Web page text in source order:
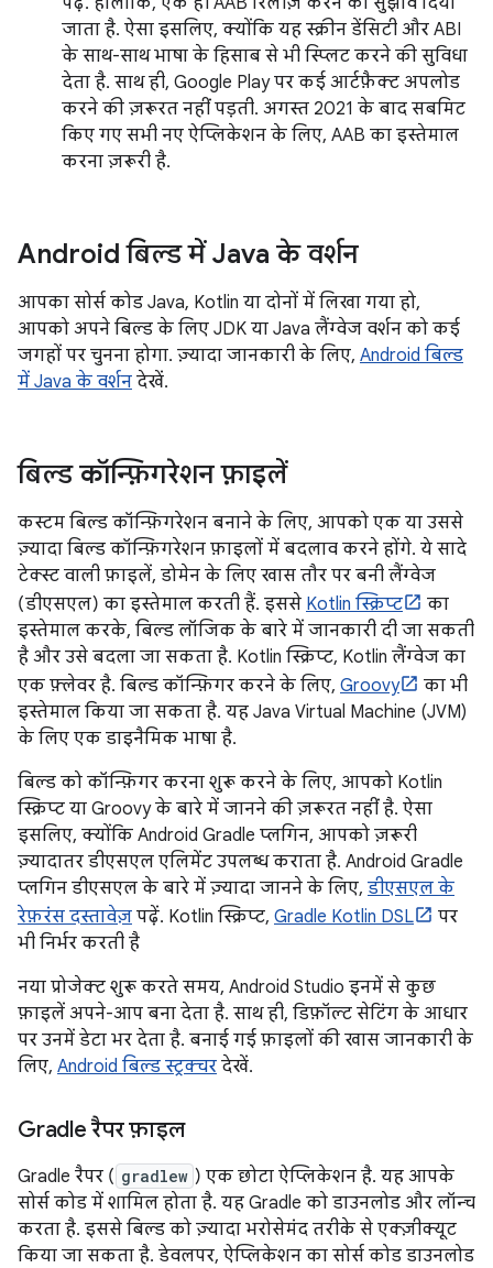
जाता है. ऐसा इसलिए, क्योंकि यह स्क्रीन डेंसिटी और ABI
के साथ-साथ भाषा के हिसाब से भी स्प्लिट करने की सुविधा
देता है. साथ ही, Google Play पर कई आर्टफ़ैक्ट अपलोड
करने की ज़रूरत नहीं पड़ती. अगस्त 2021 के बाद सबमिट
किए गए सभी नए ऐप्लिकेशन के लिए, AAB का इस्तेमाल
करना ज़रूरी है.
Android बिल्ड में Java के वर्शन
आपका सोर्स कोड Java, Kotlin या दोनों में लिखा गया हो,
आपको अपने बिल्ड के लिए JDK या Java लैंग्वेज वर्शन को कई
जगहों पर चुनना होगा. ज़्यादा जानकारी के लिए, Android बिल्ड
में Java के वर्शन देखें.
बिल्ड कॉन्फ़िगरेशन फ़ाइलें
कस्टम बिल्ड कॉन्फ़िगरेशन बनाने के लिए, आपको एक या उससे
ज़्यादा बिल्ड कॉन्फ़िगरेशन फ़ाइलों में बदलाव करने होंगे. ये सादे
टेक्स्ट वाली फ़ाइलें, डोमेन के लिए खास तौर पर बनी लैंग्वेज
(डीएसएल) का इस्तेमाल करती हैं. इससे Kotlin स्क्रिप्ट
का
इस्तेमाल करके, बिल्ड लॉजिक के बारे में जानकारी दी जा सकती
है और उसे बदला जा सकता है. Kotlin स्क्रिप्ट, Kotlin लैंग्वेज का
एक फ़्लेवर है. बिल्ड कॉन्फ़िगर करने के लिए, Groovy
का भी
इस्तेमाल किया जा सकता है. यह Java Virtual Machine (JVM)
के लिए एक डाइनैमिक भाषा है.
बिल्ड को कॉन्फ़िगर करना शुरू करने के लिए, आपको Kotlin
स्क्रिप्ट या Groovy के बारे में जानने की ज़रूरत नहीं है. ऐसा
इसलिए, क्योंकि Android Gradle प्लगिन, आपको ज़रूरी
ज़्यादातर डीएसएल एलिमेंट उपलब्ध कराता है. Android Gradle
प्लगिन डीएसएल के बारे में ज़्यादा जानने के लिए, डीएसएल के
रेफ़रंस दस्तावेज़ पढ़ें. Kotlin स्क्रिप्ट, Gradle Kotlin DSL
पर
भी निर्भर करती है
नया प्रोजेक्ट शुरू करते समय, Android Studio इनमें से कुछ
फ़ाइलें अपने-आप बना देता है. साथ ही, डिफ़ॉल्ट सेटिंग के आधार
पर उनमें डेटा भर देता है. बनाई गई फ़ाइलों की खास जानकारी के
लिए, Android बिल्ड स्ट्रक्चर देखें.
Gradle रैपर फ़ाइल
Gradle रैपर ( gradlew ) एक छोटा ऐप्लिकेशन है. यह आपके
सोर्स कोड में शामिल होता है. यह Gradle को डाउनलोड और लॉन्च
करता है. इससे बिल्ड को ज़्यादा भरोसेमंद तरीके से एक्ज़ीक्यूट
किया जा सकता है. डेवलपर, ऐप्लिकेशन का सोर्स कोड डाउनलोड